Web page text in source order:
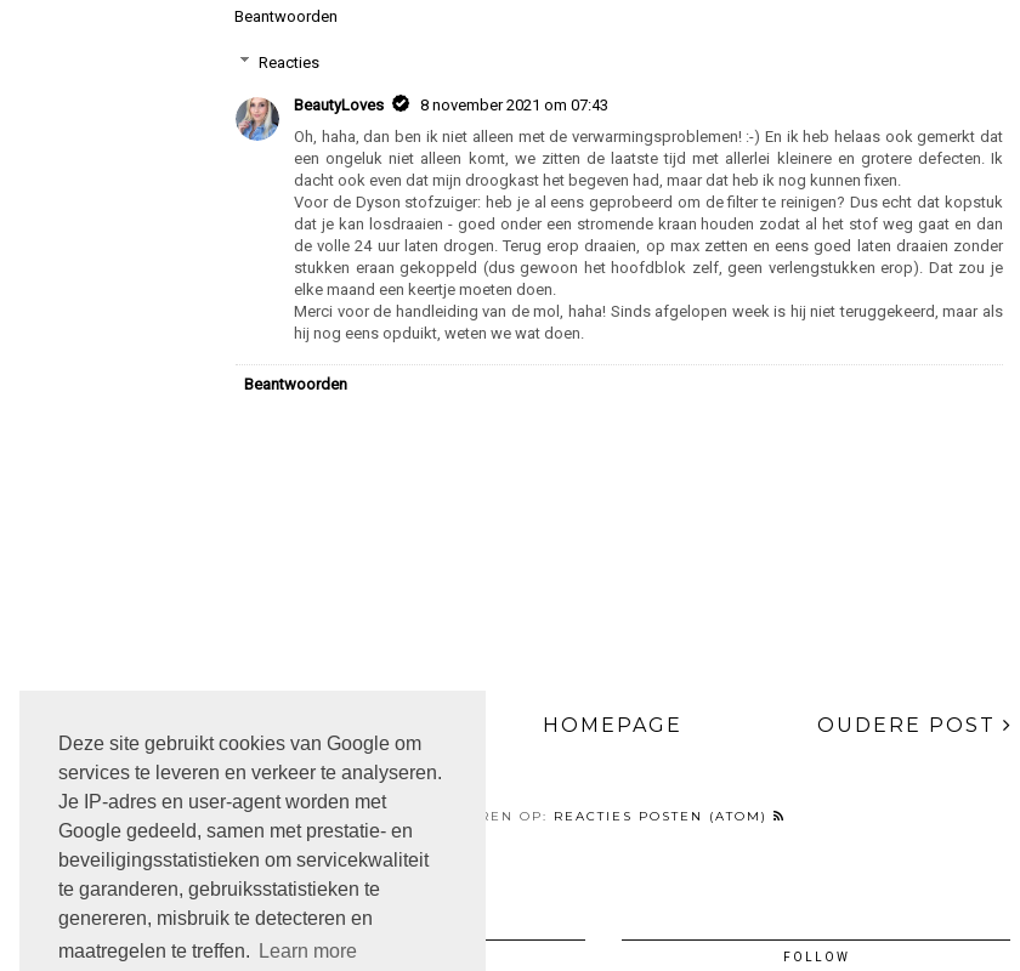
Deze site gebruikt cookies van Google om
services te leveren en verkeer te analyseren.
Je IP-adres en user-agent worden met
Google gedeeld, samen met prestatie- en
beveiligingsstatistieken om servicekwaliteit
te garanderen, gebruiksstatistieken te
genereren, misbruik te detecteren en
maatregelen te treffen.
Learn more
Beantwoorden
Reacties
BeautyLoves
8 november 2021 om 07:43
Oh, haha, dan ben ik niet alleen met de verwarmingsproblemen! :-) En ik heb helaas ook gemerkt dat
een ongeluk niet alleen komt, we zitten de laatste tijd met allerlei kleinere en grotere defecten. Ik
dacht ook even dat mijn droogkast het begeven had, maar dat heb ik nog kunnen fixen.
Voor de Dyson stofzuiger: heb je al eens geprobeerd om de filter te reinigen? Dus echt dat kopstuk
dat je kan losdraaien - goed onder een stromende kraan houden zodat al het stof weg gaat en dan
de volle 24 uur laten drogen. Terug erop draaien, op max zetten en eens goed laten draaien zonder
stukken eraan gekoppeld (dus gewoon het hoofdblok zelf, geen verlengstukken erop). Dat zou je
elke maand een keertje moeten doen.
Merci voor de handleiding van de mol, haha! Sinds afgelopen week is hij niet teruggekeerd, maar als
hij nog eens opduikt, weten we wat doen.
Beantwoorden
OUDERE POST
HOMEPAGE
ABONNEREN OP: REACTIES POSTEN (ATOM)
FOLLOW